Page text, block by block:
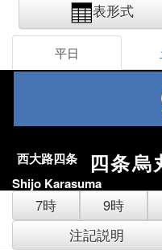
表形式
平日
西大路四条 四条烏
Shijo Karasuma
7時 9時
注記説明